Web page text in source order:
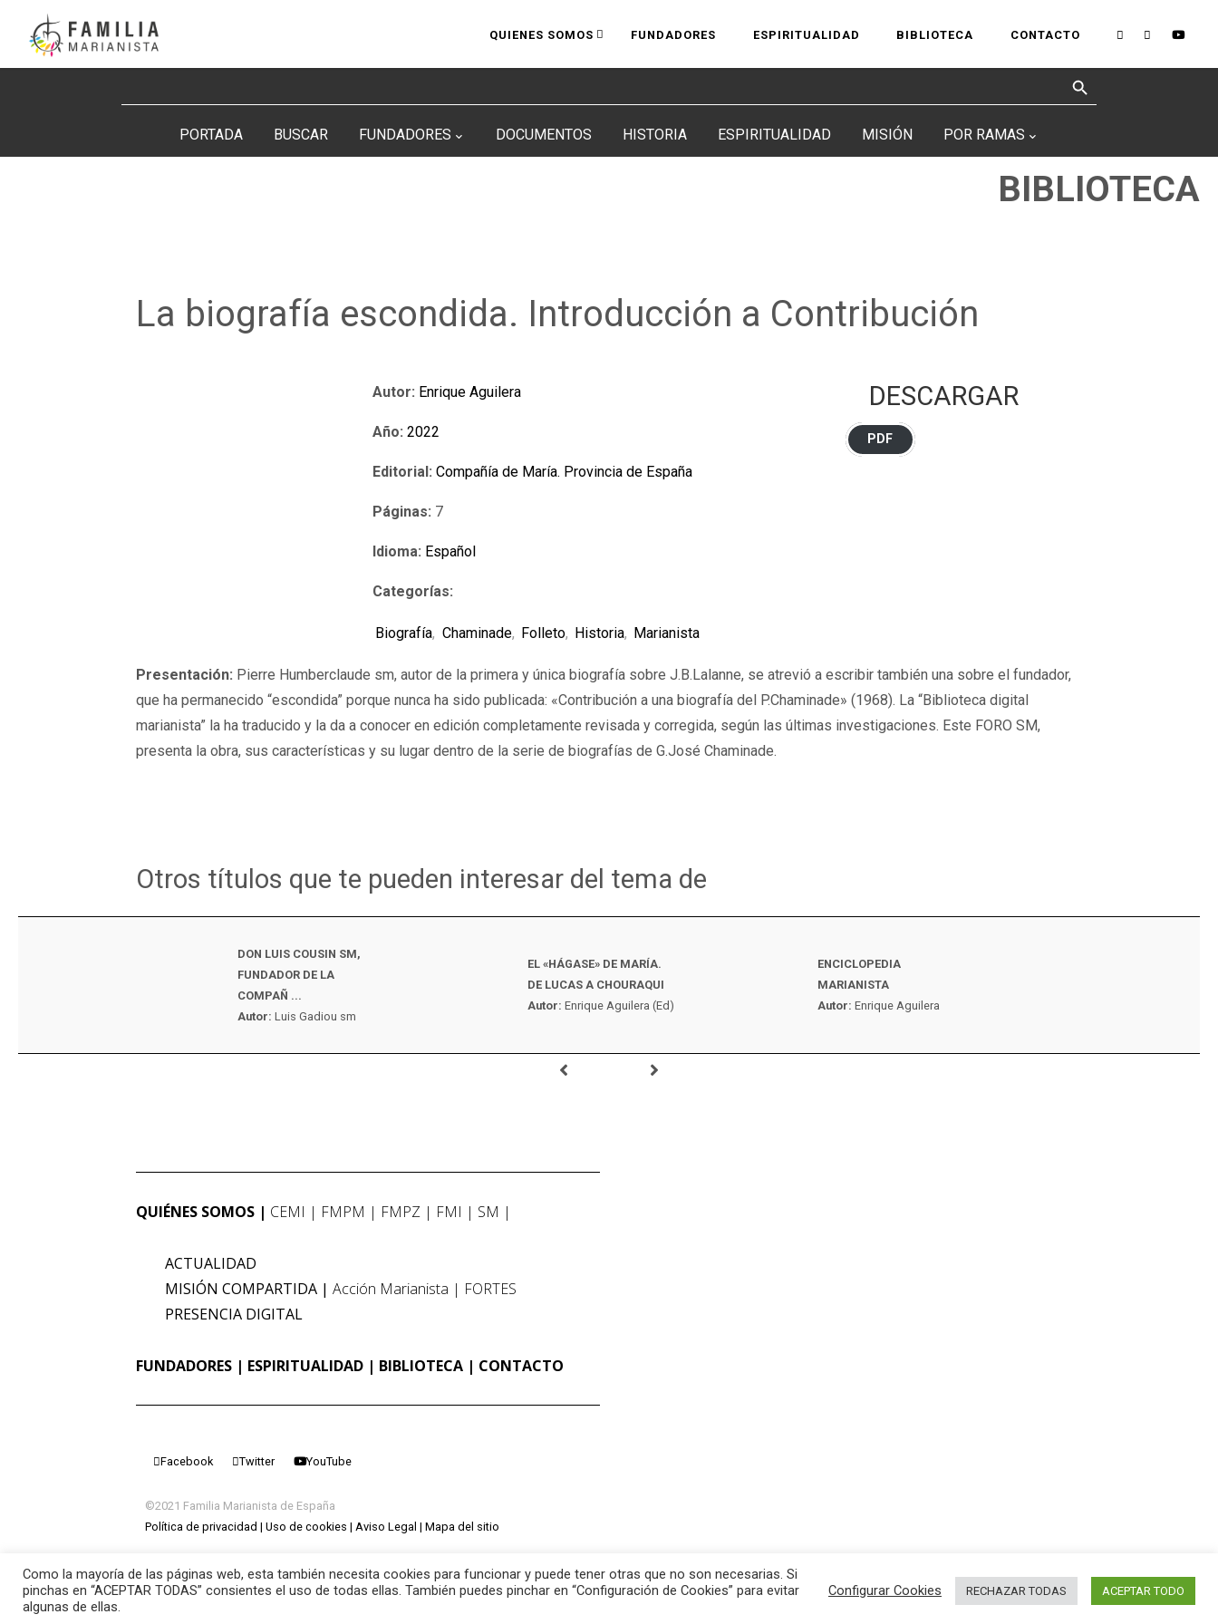
contenido
QUIENES SOMOS FUNDADORES ESPIRITUALIDAD BIBLIOTECA CONTACTO
Search Button
PORTADA BUSCAR FUNDADORES DOCUMENTOS HISTORIA ESPIRITUALIDAD MISIÓN POR RAMAS
BIBLIOTECA
La biografía escondida. Introducción a Contribución
Autor: Enrique Aguilera
Año: 2022
Editorial: Compañía de María. Provincia de España
Páginas: 7
Idioma: Español
Categorías:
Biografía, Chaminade, Folleto, Historia, Marianista
DESCARGAR
PDF
Presentación: Pierre Humberclaude sm, autor de la primera y única biografía sobre J.B.Lalanne, se atrevió a escribir también una sobre el fundador,
que ha permanecido “escondida” porque nunca ha sido publicada: «Contribución a una biografía del P.Chaminade» (1968). La “Biblioteca digital
marianista” la ha traducido y la da a conocer en edición completamente revisada y corregida, según las últimas investigaciones. Este FORO SM,
presenta la obra, sus características y su lugar dentro de la serie de biografías de G.José Chaminade.
Otros títulos que te pueden interesar del tema de
DON LUIS COUSIN SM,
FUNDADOR DE LA
COMPAÑ ...
Autor: Luis Gadiou sm
EL «HÁGASE» DE MARÍA.
DE LUCAS A CHOURAQUI
Autor: Enrique Aguilera (Ed)
ENCICLOPEDIA
MARIANISTA
Autor: Enrique Aguilera
QUIÉNES SOMOS CEMI FMPM FMPZ FMI SM
ACTUALIDAD
MISIÓN COMPARTIDA
Acción Marianista
FORTES
PRESENCIA DIGITAL
FUNDADORES ESPIRITUALIDAD BIBLIOTECA CONTACTO
Facebook Twitter YouTube
©2021 Familia Marianista de España
Política de privacidad
Uso de cookies Aviso Legal Mapa del sitio
Como la mayoría de las páginas web, esta también necesita cookies para funcionar y puede tener otras que no son necesarias. Si
pinchas en “ACEPTAR TODAS” consientes el uso de todas ellas. También puedes pinchar en “Configuración de Cookies” para evitar
algunas de ellas.
Configurar Cookies RECHAZAR TODAS ACEPTAR TODO